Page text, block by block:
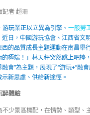
記者 趙珊
游玩業正以立異為引擎、 一般勞
日，中國游玩協會、江西省文
的品質成長主題運動在南昌舉
的極端！」林天秤突然跳上吧檯
會”為主題，展現了“游玩+”融
新思慮、供給新途徑。
醉體驗
不少景區標配，在情勢、類型、